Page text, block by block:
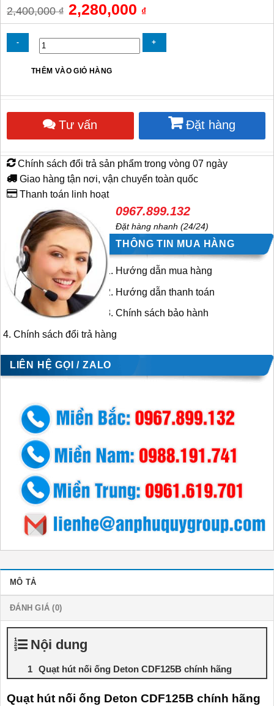
2,400,000₫
Giá
gốc
là:
2,280,000 ₫
Giá
hiện
tại
là:
2,280,000 ₫.
Deton
THÊM VÀO GIỎ HÀNG
Tư vấn Đặt hàng
Chính sách đổi trả sản phẩm trong vòng 07 ngày
Giao hàng tận nơi, vận chuyển toàn quốc
Thanh toán linh hoạt
0967.899.132
Đặt hàng nhanh (24/24)
THÔNG TIN MUA HÀNG
Hướng dẫn mua hàng
Hướng dẫn thanh toán
Chính sách bảo hành
Chính sách đổi trả hàng
LIÊN HỆ GỌI / ZALO
MÔ TẢ
ĐÁNH GIÁ (0)
Nội dung
Quạt hút nối ống Deton CDF125B chính hãng
Quạt hút nối ống Deton CDF125B chính hãng